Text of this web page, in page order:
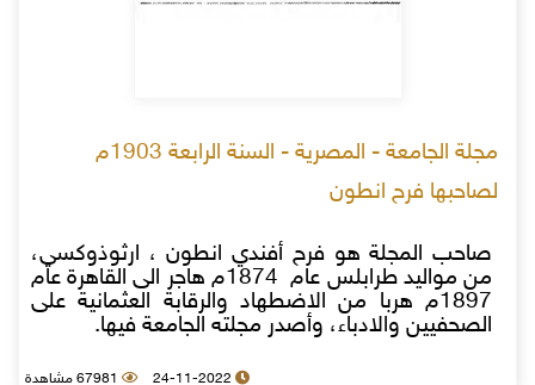
مجلة الجامعة - المصرية - السنة الرابعة 1903م
لصاحبها فرح انطون
صاحب المجلة هو فرح أفندي انطون ، ارثوذوكسي،
من مواليد طرابلس عام 1874م هاجر الى القاهرة عام
1897م هربا من الاضطهاد والرقابة العثمانية على
الصحفيين والادباء، وأصدر مجلته الجامعة فيها.
24-11-2022 67981 مشاهدة